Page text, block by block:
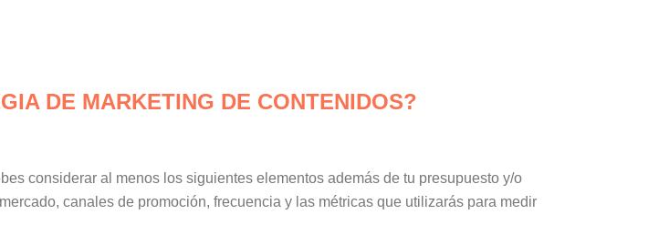
DE MARKETING DE CONTENIDOS?
considerar al menos los siguientes elementos además de tu presupuesto y/o
canales de promoción, frecuencia y las métricas que utilizarás para medir